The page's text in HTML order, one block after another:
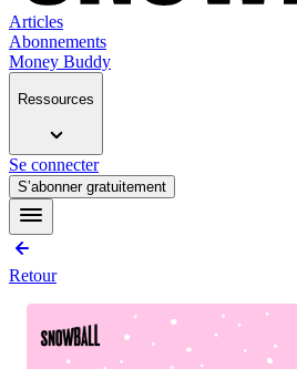
Articles
Abonnements
Money Buddy
Ressources
Se connecter
S’abonner gratuitement
Retour